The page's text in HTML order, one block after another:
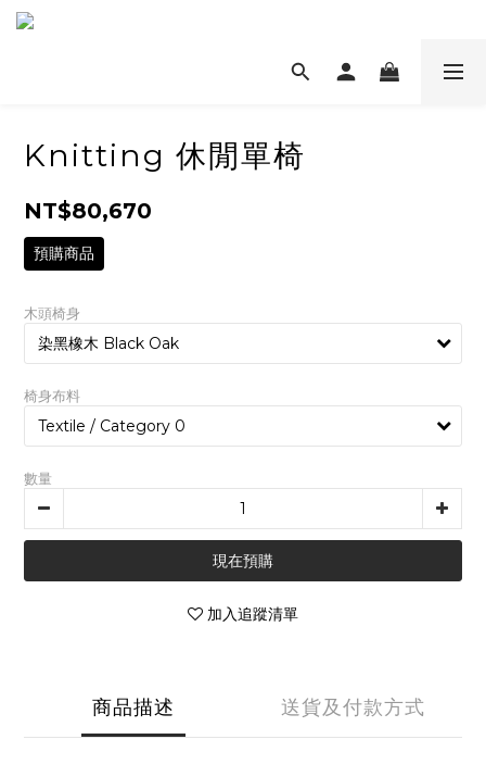
Knitting 休閒單椅
NT$80,670
預購商品
木頭椅身
椅身布料
數量
現在預購
加入追蹤清單
商品描述 送貨及付款方式